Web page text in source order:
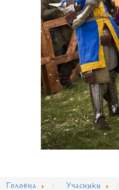
Головна Учасники